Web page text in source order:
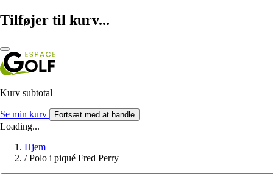
Tilføjer til kurv...
Kurv subtotal
Se min kurv Fortsæt med at handle
Loading...
Hjem
/ Polo i piqué Fred Perry